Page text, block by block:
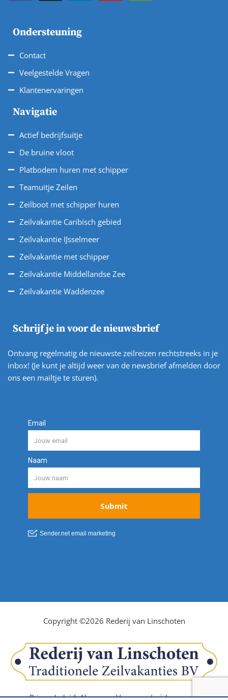
Ondersteuning
Contact
Veelgestelde Vragen
Klantenervaringen
Navigatie
Actief bedrijfsuitje
De bruine vloot
Platbodem huren met schipper
Teamuitje Zeilen
Zeilboot met schipper huren
Zeilvakantie Caribisch gebied
Zeilvakantie IJsselmeer
Zeilvakantie met schipper
Zeilvakantie Middellandse Zee
Zeilvakantie Waddenzee
Schrijf je in voor de nieuwsbrief
Ontvang regelmatig de nieuwste zeilreizen rechtstreeks in je
inbox! (Je kunt je altijd weer van de newsbrief afmelden door
ons een mailtje te sturen).
Copyright ©2026 Rederij van Linschoten
Privacybeleid Algemene Voorwaarden Impressum